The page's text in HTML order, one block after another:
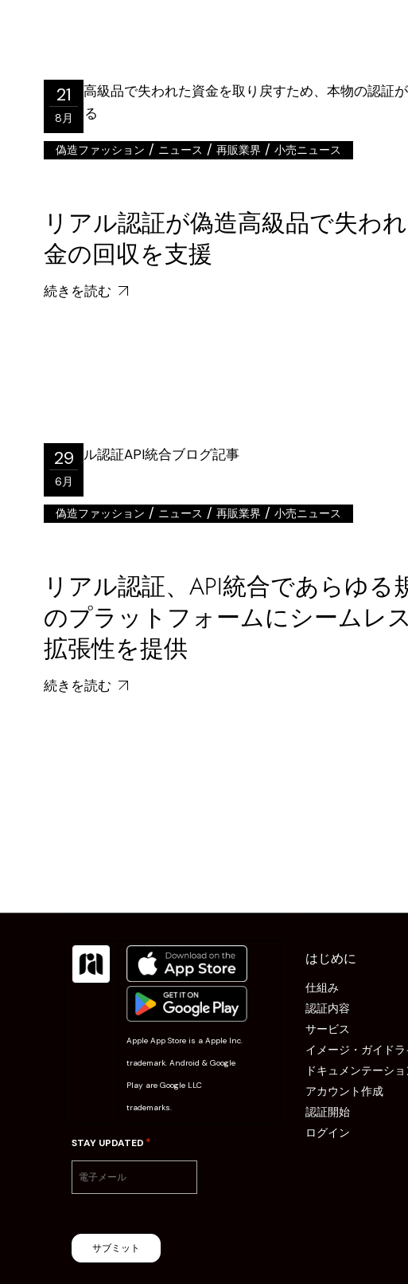
21
8月
偽造ファッション / ニュース /再販業界 /小売ニュース
リアル認証が偽造高級品で失わ
金の回収を支援
続きを読む
29
6月
偽造ファッション / ニュース /再販業界 /小売ニュース
リアル認証、API統合であらゆる
のプラットフォームにシームレ
拡張性を提供
続きを読む
Apple App Store is a Apple Inc.
trademark. Android & Google
Play are Google LLC
trademarks.
STAY UPDATED *
サブミット
はじめに
仕組み
認証内容
サービス
イメージ・ガイド
ドキュメンテーシ
アカウント作成
認証開始
ログイン